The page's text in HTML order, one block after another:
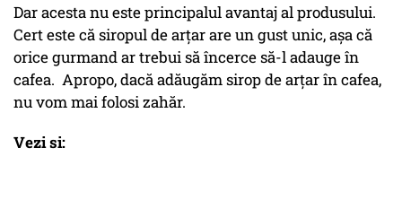
Dar acesta nu este principalul avantaj al produsului.
Cert este că siropul de arțar are un gust unic, așa că
orice gurmand ar trebui să încerce să-l adauge în
cafea. Apropo, dacă adăugăm sirop de arțar în cafea,
nu vom mai folosi zahăr.
Vezi si: